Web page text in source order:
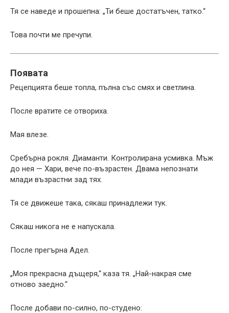
Тя се наведе и прошепна: „Ти беше достатъчен, татко.“
Това почти ме пречупи.
Появата
Рецепцията беше топла, пълна със смях и светлина.
После вратите се отвориха.
Мая влезе.
Сребърна рокля. Диаманти. Контролиранa усмивка. Мъж
до нея — Хари, вече по-възрастен. Двама непознати
млади възрастни зад тях.
Тя се движеше така, сякаш принадлежи тук.
Сякаш никога не е напускала.
После прегърна Адел.
„Моя прекрасна дъщеря,“ каза тя. „Най-накрая сме
отново заедно.“
После добави по-силно, по-студено: